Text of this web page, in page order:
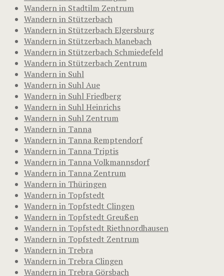
Wandern in Stadtilm Zentrum
Wandern in Stützerbach
Wandern in Stützerbach Elgersburg
Wandern in Stützerbach Manebach
Wandern in Stützerbach Schmiedefeld
Wandern in Stützerbach Zentrum
Wandern in Suhl
Wandern in Suhl Aue
Wandern in Suhl Friedberg
Wandern in Suhl Heinrichs
Wandern in Suhl Zentrum
Wandern in Tanna
Wandern in Tanna Remptendorf
Wandern in Tanna Triptis
Wandern in Tanna Volkmannsdorf
Wandern in Tanna Zentrum
Wandern in Thüringen
Wandern in Topfstedt
Wandern in Topfstedt Clingen
Wandern in Topfstedt Greußen
Wandern in Topfstedt Riethnordhausen
Wandern in Topfstedt Zentrum
Wandern in Trebra
Wandern in Trebra Clingen
Wandern in Trebra Görsbach